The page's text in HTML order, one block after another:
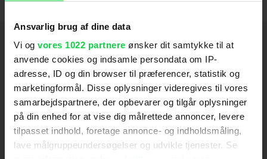
Ansvarlig brug af dine data
Vi og vores 1022 partnere ønsker dit samtykke til at
anvende cookies og indsamle persondata om IP-
adresse, ID og din browser til præferencer, statistik og
marketingformål. Disse oplysninger videregives til vores
samarbejdspartnere, der opbevarer og tilgår oplysninger
på din enhed for at vise dig målrettede annoncer, levere
tilpasset indhold, foretage annonce- og indholdsmåling,
lave målgruppeundersøgelser og udvikle tjenester. Se
Hold dig opdateret
Send
Ved tilmelding accepterer jeg samtidig
Kino.dks Markedsføringssamtykke